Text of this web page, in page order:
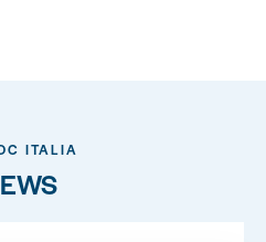
ITALIA